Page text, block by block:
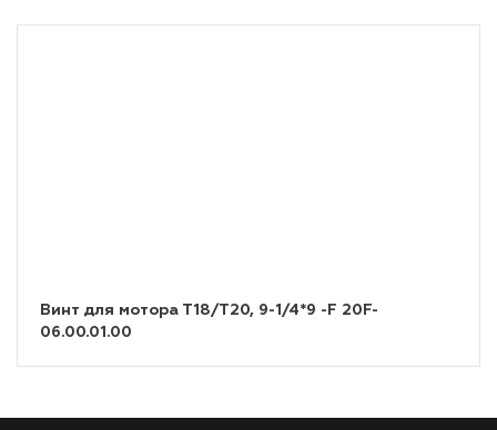
Винт для мотора Т18/Т20, 9-1/4*9 -F 20F-
06.00.01.00